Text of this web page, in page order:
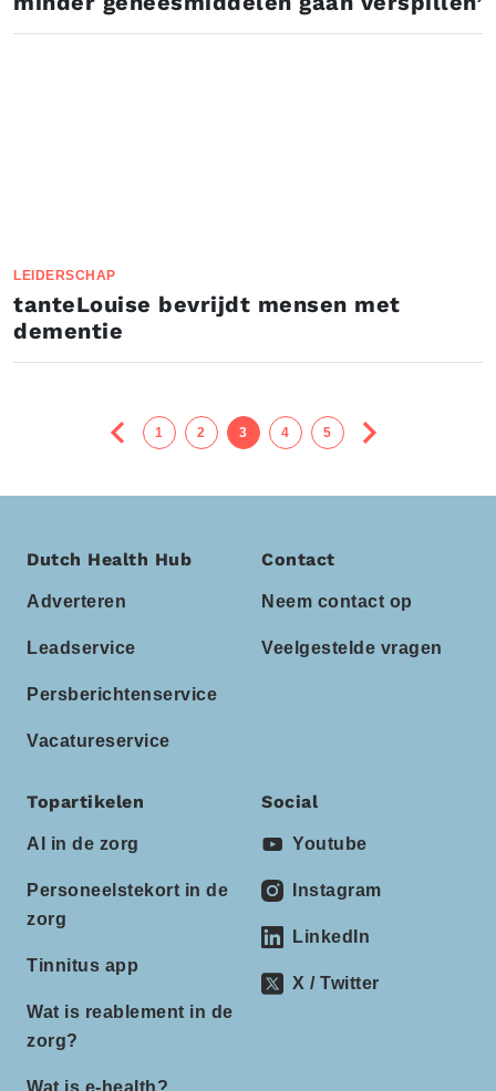
LEIDERSCHAP
tanteLouise bevrijdt mensen met
dementie
1 2 3 4 5
Dutch Health Hub
Adverteren
Leadservice
Persberichtenservice
Vacatureservice
Contact
Neem contact op
Veelgestelde vragen
Topartikelen
AI in de zorg
Personeelstekort in de
zorg
Tinnitus app
Wat is reablement in de
zorg?
Wat is e-health?
Social
Youtube
Instagram
LinkedIn
X / Twitter